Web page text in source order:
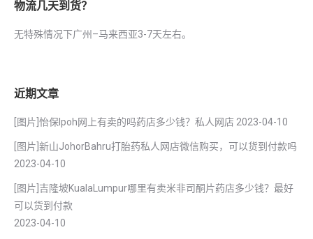
物流几天到货？
无特殊情况下广州–马来西亚3-7天左右。
近期文章
[图片]怡保lpoh网上有卖的吗药店多少钱？私人网店 2023-04-10
[图片]新山JohorBahru打胎药私人网店微信购买，可以货到付款吗
2023-04-10
[图片]吉隆坡KualaLumpur哪里有卖米非司酮片药店多少钱？最好
可以货到付款
2023-04-10